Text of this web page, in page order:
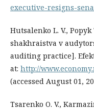
executive-resigns-
Hutsalenko L. V., Popyk
shakhraistva v
auditing practice].
at: http://
(accessed August 01,
Tsarenko O. V.,